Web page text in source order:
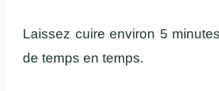
Laissez cuire environ 5
de temps en temps.